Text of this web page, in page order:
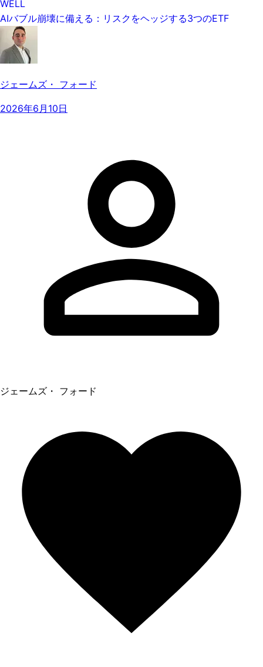
WELL
AIバブル崩壊に備える：リスクをヘッジする3つのETF
ジェームズ・ フォード
2026年6月10日
ジェームズ・ フォード